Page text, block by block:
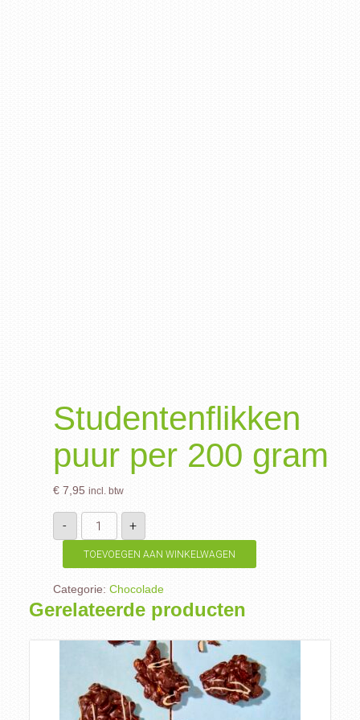
Studentenflikken
puur per 200 gram
€7,95 incl. btw
-
Studentenflikken
puur
per
200
gram
+
TOEVOEGEN AAN WINKELWAGEN
Categorie: Chocolade
Gerelateerde producten